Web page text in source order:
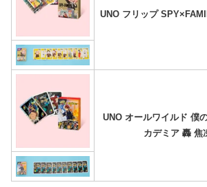
UNO フリップ
UNO オールワイルド 僕
カデミア 轟 焦